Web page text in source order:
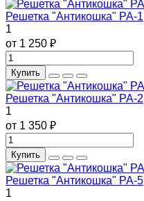
Решетка "Антикошка" РА-1
1
от 1 250 ₽
Купить
Решетка "Антикошка" РА-2
1
от 1 350 ₽
Купить
Решетка "Антикошка" РА-5
1